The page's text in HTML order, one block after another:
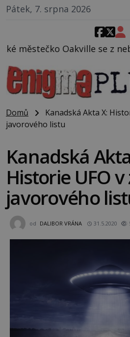
Pátek, 7. srpna 2026
z nebe snáší podivná
Domů
Kanadská Akta X:
javorového listu
Kanadská
Historie UFO
javorového
od DALIBOR VRÁNA 31.5.2020